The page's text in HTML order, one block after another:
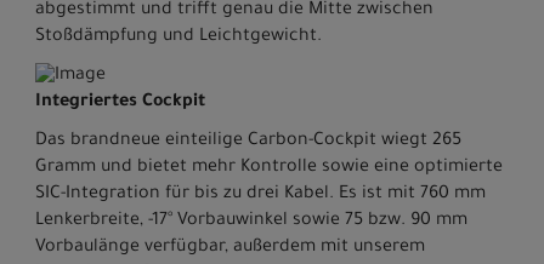
abgestimmt und trifft genau die Mitte zwischen
Stoßdämpfung und Leichtgewicht.
Integriertes Cockpit
Das brandneue einteilige Carbon-Cockpit wiegt 265
Gramm und bietet mehr Kontrolle sowie eine optimierte
SIC-Integration für bis zu drei Kabel. Es ist mit 760 mm
Lenkerbreite, -17° Vorbauwinkel sowie 75 bzw. 90 mm
Vorbaulänge verfügbar, außerdem mit unserem